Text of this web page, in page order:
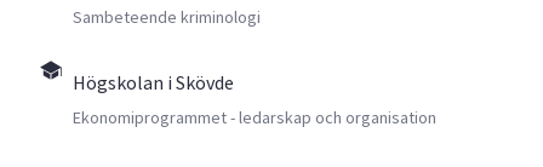
Sambeteende kriminologi
Högskolan i Skövde
Ekonomiprogrammet - ledarskap och organisation